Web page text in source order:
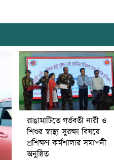
রাঙামাটিতে গর্ভবতী নারী ও
শিশুর স্বাস্থ্য সুরক্ষা বিষয়ে
প্রশিক্ষণ কর্মশালার সমাপনী
অনুষ্ঠিত